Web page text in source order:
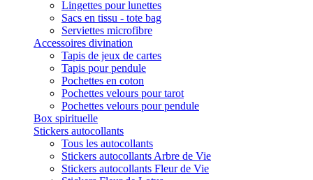
Lingettes pour lunettes
Sacs en tissu - tote bag
Serviettes microfibre
Accessoires divination
Tapis de jeux de cartes
Tapis pour pendule
Pochettes en coton
Pochettes velours pour tarot
Pochettes velours pour pendule
Box spirituelle
Stickers autocollants
Tous les autocollants
Stickers autocollants Arbre de Vie
Stickers autocollants Fleur de Vie